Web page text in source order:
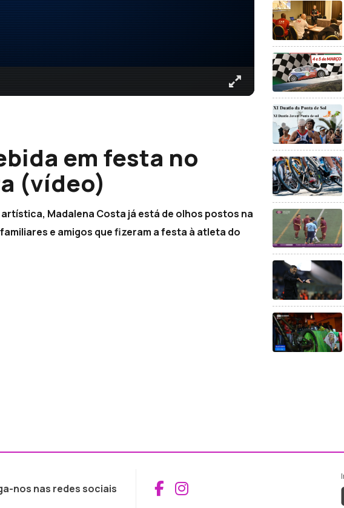
em festa no
(vídeo)
Madalena Costa já está de olhos postos na
e amigos que fizeram a festa à atleta do
nos nas redes sociais Aceder ao Facebook da
Aceder ao Instagram